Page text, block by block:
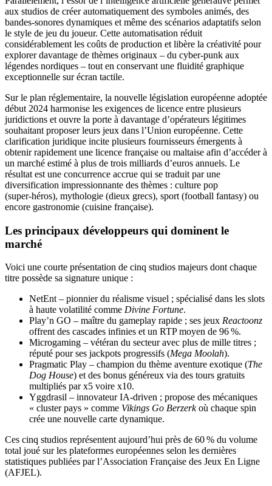
aux studios de créer automatiquement des symboles animés, des
bandes‑sonores dynamiques et même des scénarios adaptatifs selon
le style de jeu du joueur. Cette automatisation réduit
considérablement les coûts de production et libère la créativité pour
explorer davantage de thèmes originaux – du cyber‑punk aux
légendes nordiques – tout en conservant une fluidité graphique
exceptionnelle sur écran tactile.
Sur le plan réglementaire, la nouvelle législation européenne adoptée
début 2024 harmonise les exigences de licence entre plusieurs
juridictions et ouvre la porte à davantage d’opérateurs légitimes
souhaitant proposer leurs jeux dans l’Union européenne. Cette
clarification juridique incite plusieurs fournisseurs émergents à
obtenir rapidement une licence française ou maltaise afin d’accéder à
un marché estimé à plus de trois milliards d’euros annuels. Le
résultat est une concurrence accrue qui se traduit par une
diversification impressionnante des thèmes : culture pop
(super‑héros), mythologie (dieux grecs), sport (football fantasy) ou
encore gastronomie (cuisine française).
Les principaux développeurs qui dominent le
marché
Voici une courte présentation de cinq studios majeurs dont chaque
titre possède sa signature unique :
NetEnt – pionnier du réalisme visuel ; spécialisé dans les slots
à haute volatilité comme Divine Fortune.
Play’n GO – maître du gameplay rapide ; ses jeux Reactoonz
offrent des cascades infinies et un RTP moyen de 96 %.
Microgaming – vétéran du secteur avec plus de mille titres ;
réputé pour ses jackpots progressifs (Mega Moolah).
Pragmatic Play – champion du thème aventure exotique (The
Dog House) et des bonus généreux via des tours gratuits
multipliés par x5 voire x10.
Yggdrasil – innovateur IA‑driven ; propose des mécaniques
« cluster pays » comme Vikings Go Berzerkoù chaque spin
crée une nouvelle carte dynamique.
Ces cinq studios représentent aujourd’hui près de 60 % du volume
total joué sur les plateformes européennes selon les dernières
statistiques publiées par l’Association Française des Jeux En Ligne
(AFJEL).